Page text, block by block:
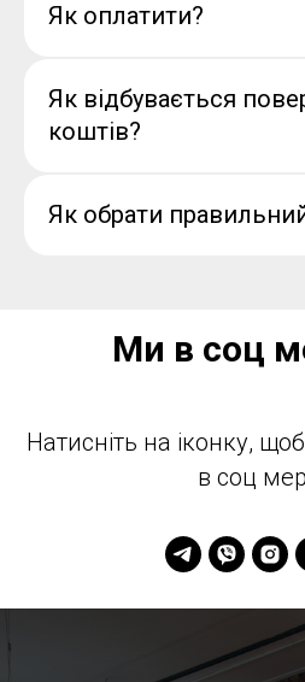
Як оплатити?
Як відбувається
коштів?
Як обрати
Ми в соц
Натисніть на іконку,
в соц